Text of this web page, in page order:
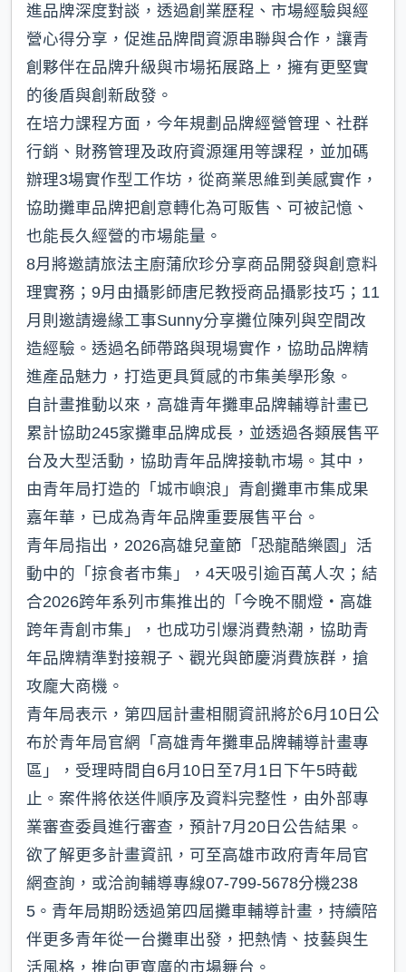
進品牌深度對談，透過創業歷程、市場經驗與經
營心得分享，促進品牌間資源串聯與合作，讓青
創夥伴在品牌升級與市場拓展路上，擁有更堅實
的後盾與創新啟發。
在培力課程方面，今年規劃品牌經營管理、社群
行銷、財務管理及政府資源運用等課程，並加碼
辦理3場實作型工作坊，從商業思維到美感實作，
協助攤車品牌把創意轉化為可販售、可被記憶、
也能長久經營的市場能量。
8月將邀請旅法主廚蒲欣珍分享商品開發與創意料
理實務；9月由攝影師唐尼教授商品攝影技巧；11
月則邀請邊緣工事Sunny分享攤位陳列與空間改
造經驗。透過名師帶路與現場實作，協助品牌精
進產品魅力，打造更具質感的市集美學形象。
自計畫推動以來，高雄青年攤車品牌輔導計畫已
累計協助245家攤車品牌成長，並透過各類展售平
台及大型活動，協助青年品牌接軌市場。其中，
由青年局打造的「城市嶼浪」青創攤車市集成果
嘉年華，已成為青年品牌重要展售平台。
青年局指出，2026高雄兒童節「恐龍酷樂園」活
動中的「掠食者市集」，4天吸引逾百萬人次；結
合2026跨年系列市集推出的「今晚不關燈・高雄
跨年青創市集」，也成功引爆消費熱潮，協助青
年品牌精準對接親子、觀光與節慶消費族群，搶
攻龐大商機。
青年局表示，第四屆計畫相關資訊將於6月10日公
布於青年局官網「高雄青年攤車品牌輔導計畫專
區」，受理時間自6月10日至7月1日下午5時截
止。案件將依送件順序及資料完整性，由外部專
業審查委員進行審查，預計7月20日公告結果。
欲了解更多計畫資訊，可至高雄市政府青年局官
網查詢，或洽詢輔導專線07-799-5678分機238
5。青年局期盼透過第四屆攤車輔導計畫，持續陪
伴更多青年從一台攤車出發，把熱情、技藝與生
活風格，推向更寬廣的市場舞台。